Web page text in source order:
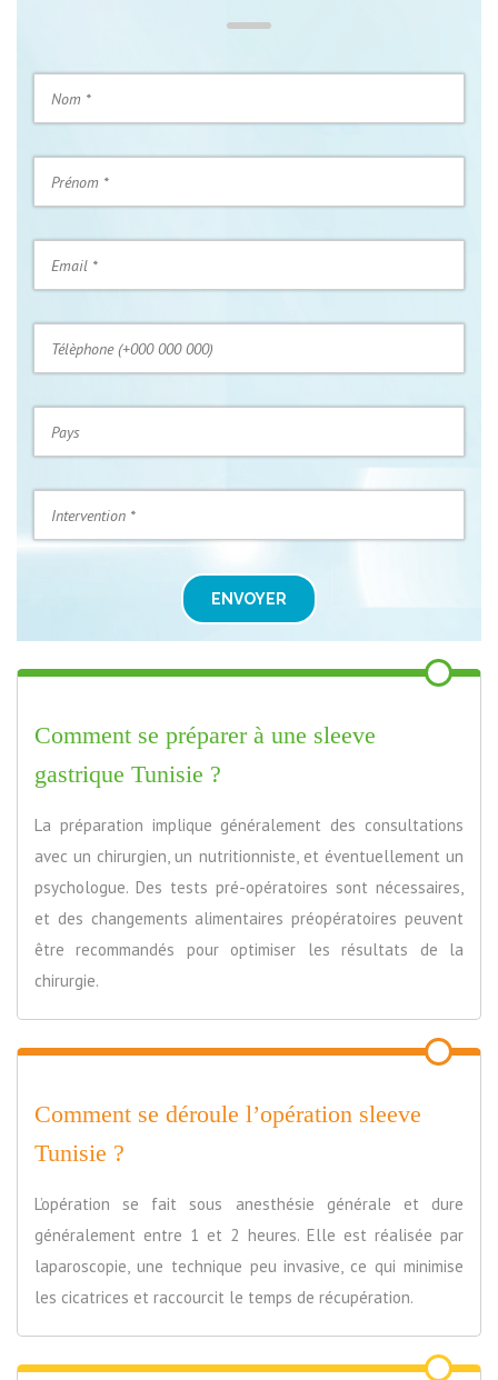
ENVOYER
Comment se préparer à une sleeve
gastrique Tunisie ?
La préparation implique généralement des consultations
avec un chirurgien, un nutritionniste, et éventuellement un
psychologue. Des tests pré-opératoires sont nécessaires,
et des changements alimentaires préopératoires peuvent
être recommandés pour optimiser les résultats de la
chirurgie.
Comment se déroule l’opération sleeve
Tunisie ?
L’opération se fait sous anesthésie générale et dure
généralement entre 1 et 2 heures. Elle est réalisée par
laparoscopie, une technique peu invasive, ce qui minimise
les cicatrices et raccourcit le temps de récupération.